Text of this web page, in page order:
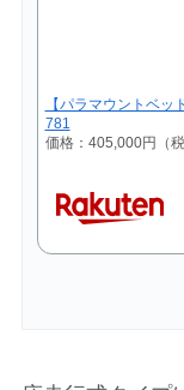
【パラマウントベッ
781
価格：405,000円（